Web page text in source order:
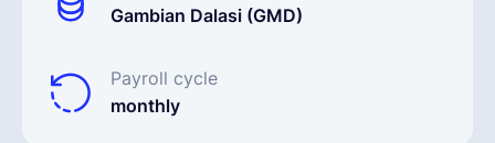
Gambian Dalasi (GMD)
Payroll cycle
monthly